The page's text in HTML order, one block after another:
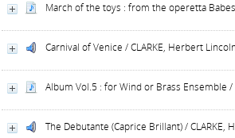
March of the toys : from the operetta
Carnival of Venice / CLARKE, Herbert
Album Vol.5 : for Wind or Brass Ensemble /
The Debutante (Caprice Brillant) /